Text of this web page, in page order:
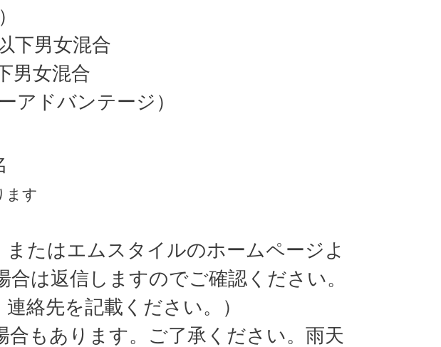
下男女混合
男女混合
アドバンテージ）
ます
またはエムスタイルのホームページよ
は返信しますのでご確認ください。
絡先を記載ください。）
もあります。ご了承ください。雨天